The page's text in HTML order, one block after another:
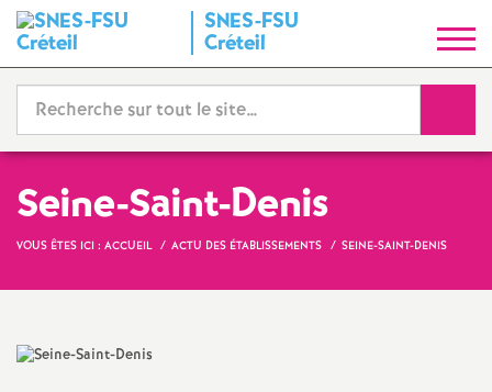
SNES-FSU
Créteil
y
n
i
Seine-Saint-Denis
VOUS ÊTES ICI : ACCUEIL ACTU DES ÉTABLISSEMENTS SEINE-SAINT-DENIS